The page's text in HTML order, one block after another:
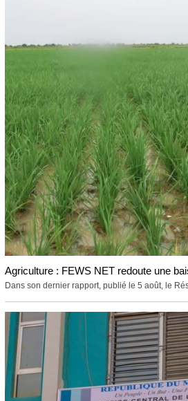
Agriculture : FEWS NET redoute une
Dans son dernier rapport, publié le 5 août, le